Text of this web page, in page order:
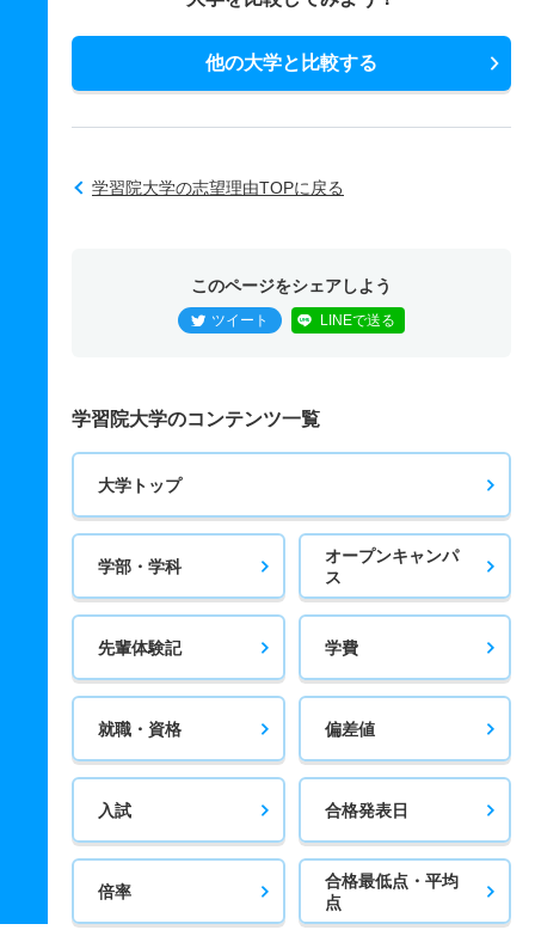
他の大学と比較する
学習院大学の志望理由TOPに戻る
このページをシェアしよう
ツイート LINEで送る
学習院大学のコンテンツ一覧
大学トップ
学部・学科
オープンキャンパ
ス
先輩体験記 学費
就職・資格 偏差値
入試 合格発表日
倍率
合格最低点・平均
点